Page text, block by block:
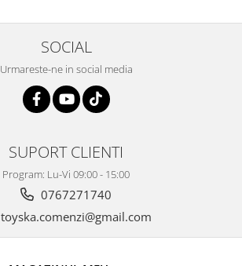
SOCIAL
Urmareste-ne in social media
SUPORT CLIENTI
Program: Lu-Vi 09:00 - 15:00
0767271740
toyska.comenzi@gmail.com